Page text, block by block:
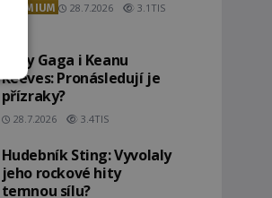
PREMIUM 28.7.2026 3.1TIS
Lady Gaga i Keanu
Reeves: Pronásledují je
přízraky?
28.7.2026 3.4TIS
Hudebník Sting: Vyvolaly
jeho rockové hity
temnou sílu?